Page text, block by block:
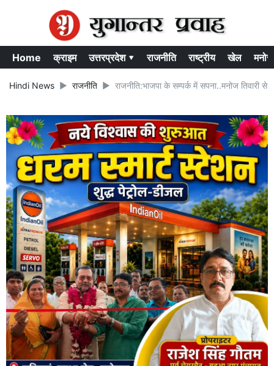
Home क्राइम उत्तरप्रदेश ▾ राजनीति राष्ट्रीय खेल
Hindi News राजनीति राजनीति:भाजपा के सम्पर्क में सपना..मनोज तिवारी से